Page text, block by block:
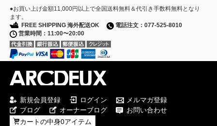
●お買い上げ金額11,000円以上で全国送料無料＆代引き手数料無料となり
ます。
FREE SHIPPING 海外配送OK
電話注文：077-525-8010
営業時間：11:00〜20:00
新規会員登録 ログイン
メルマガ登録
ブログ
オーナーブログ
お問い合わせ
カートの中身0アイテム